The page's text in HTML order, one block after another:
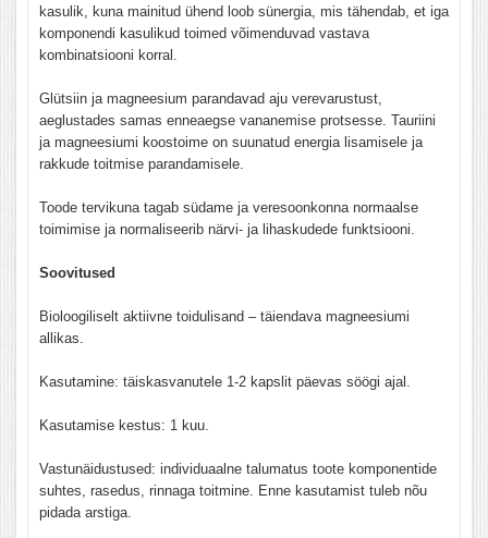
kasulik, kuna mainitud ühend loob sünergia, mis tähendab, et iga
komponendi kasulikud toimed võimenduvad vastava
kombinatsiooni korral.
Glütsiin ja magneesium parandavad aju verevarustust,
aeglustades samas enneaegse vananemise protsesse. Tauriini
ja magneesiumi koostoime on suunatud energia lisamisele ja
rakkude toitmise parandamisele.
Toode tervikuna tagab südame ja veresoonkonna normaalse
toimimise ja normaliseerib närvi- ja lihaskudede funktsiooni.
Soovitused
Bioloogiliselt aktiivne toidulisand – täiendava magneesiumi
allikas.
Kasutamine: täiskasvanutele 1-2 kapslit päevas söögi ajal.
Kasutamise kestus: 1 kuu.
Vastunäidustused: individuaalne talumatus toote komponentide
suhtes, rasedus, rinnaga toitmine. Enne kasutamist tuleb nõu
pidada arstiga.